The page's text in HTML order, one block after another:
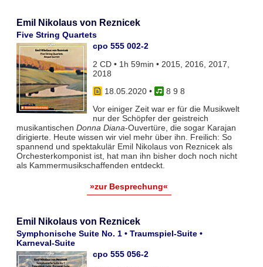
Emil Nikolaus von Reznicek
Five String Quartets
cpo 555 002-2
2 CD • 1h 59min • 2015, 2016, 2017,
2018
18.05.2020•
8 9 8
Vor einiger Zeit war er für die Musikwelt
nur der Schöpfer der geistreich
musikantischen Donna Diana-Ouvertüre, die sogar Karajan
dirigierte. Heute wissen wir viel mehr über ihn. Freilich: So
spannend und spektakulär Emil Nikolaus von Reznicek als
Orchesterkomponist ist, hat man ihn bisher doch noch nicht
als Kammermusikschaffenden entdeckt.
»zur Besprechung«
Emil Nikolaus von Reznicek
Symphonische Suite No. 1 • Traumspiel-Suite •
Karneval-Suite
cpo 555 056-2